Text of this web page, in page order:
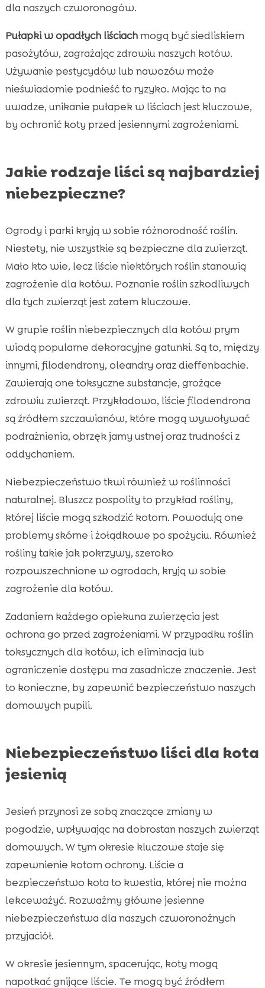
dla naszych czworonogów.
Pułapki w opadłych liściachmogą być siedliskiem
pasożytów, zagrażając zdrowiu naszych kotów.
Używanie pestycydów lub nawozów może
nieświadomie podnieść to ryzyko. Mając to na
uwadze, unikanie pułapek w liściach jest kluczowe,
by ochronić koty przed jesiennymi zagrożeniami.
Jakie rodzaje liści są najbardziej
niebezpieczne?
Ogrody i parki kryją w sobie różnorodność roślin.
Niestety, nie wszystkie są bezpieczne dla zwierząt.
Mało kto wie, lecz liście niektórych roślin stanowią
zagrożenie dla kotów. Poznanie roślin szkodliwych
dla tych zwierząt jest zatem kluczowe.
W grupie roślin niebezpiecznych dla kotów prym
wiodą popularne dekoracyjne gatunki. Są to, między
innymi, filodendrony, oleandry oraz dieffenbachie.
Zawierają one toksyczne substancje, grożące
zdrowiu zwierząt. Przykładowo, liście filodendrona
są źródłem szczawianów, które mogą wywoływać
podrażnienia, obrzęk jamy ustnej oraz trudności z
oddychaniem.
Niebezpieczeństwo tkwi również w roślinności
naturalnej. Bluszcz pospolity to przykład rośliny,
której liście mogą szkodzić kotom. Powodują one
problemy skórne i żołądkowe po spożyciu. Również
rośliny takie jak pokrzywy, szeroko
rozpowszechnione w ogrodach, kryją w sobie
zagrożenie dla kotów.
Zadaniem każdego opiekuna zwierzęcia jest
ochrona go przed zagrożeniami. W przypadku roślin
toksycznych dla kotów, ich eliminacja lub
ograniczenie dostępu ma zasadnicze znaczenie. Jest
to konieczne, by zapewnić bezpieczeństwo naszych
domowych pupili.
Niebezpieczeństwo liści dla kota
jesienią
Jesień przynosi ze sobą znaczące zmiany w
pogodzie, wpływając na dobrostan naszych zwierząt
domowych. W tym okresie kluczowe staje się
zapewnienie kotom ochrony. Liście a
bezpieczeństwo kota to kwestia, której nie można
lekceważyć. Rozważmy główne jesienne
niebezpieczeństwa dla naszych czworonożnych
przyjaciół.
W okresie jesiennym, spacerując, koty mogą
napotkać gnijące liście. Te mogą być źródłem